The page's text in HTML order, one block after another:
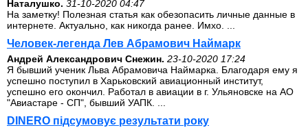
Наталушко. 31-10-2020 04:47
На заметку! Полезная статья как обезопасить личные данные в
интернете. Актуально, как никогда ранее. Имхо. ...
Человек-легенда Лев Абрамович Наймарк
Андрей Александрович Снежин. 23-10-2020 17:24
Я бывший ученик Льва Абрамовича Наймарка. Благодаря ему я
успешно поступил в Харьковский авиационный институт,
успешно его окончил. Работал в авиации в г. Ульяновске на АО
"Авиастаре - СП", бывший УАПК. ...
DINERO підсумовує результати року